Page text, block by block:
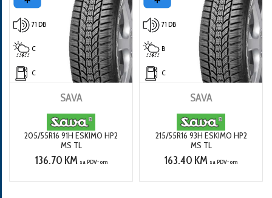
71 DB
C
C
SAVA
205/55R16 91H ESKIMO HP2
MS TL
136.70 KM sa PDV-om
71 DB
B
C
SAVA
215/55R16 93H ESKIMO HP2
MS TL
163.40 KM sa PDV-om